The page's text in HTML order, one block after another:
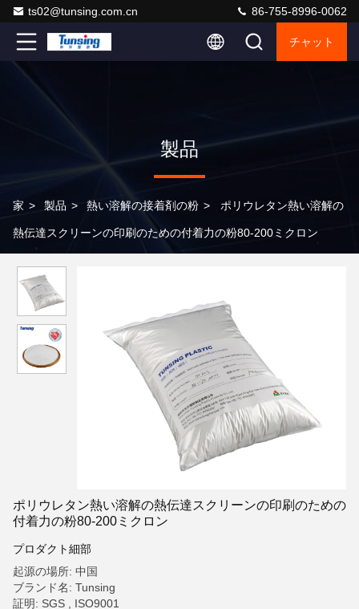
ts02@tunsing.com.cn 86-755-8996-0062
チャット
製品
家 > 製品 > 熱い溶解の接着剤の粉 > ポリウレタン熱い溶解の
熱伝達スクリーンの印刷のための付着力の粉80-200ミクロン
ポリウレタン熱い溶解の熱伝達スクリーンの印刷のための
付着力の粉80-200ミクロン
プロダクト細部
起源の場所: 中国
ブランド名: Tunsing
証明: SGS , ISO9001